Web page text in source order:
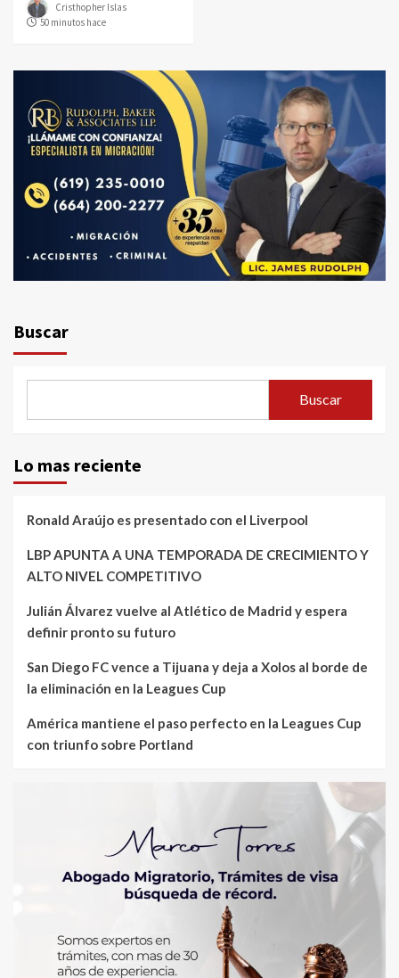
Cristhopher Islas
50 minutos hace
Buscar
Buscar
Lo mas reciente
Ronald Araújo es presentado con el Liverpool
LBP APUNTA A UNA TEMPORADA DE CRECIMIENTO Y
ALTO NIVEL COMPETITIVO
Julián Álvarez vuelve al Atlético de Madrid y espera
definir pronto su futuro
San Diego FC vence a Tijuana y deja a Xolos al borde de
la eliminación en la Leagues Cup
América mantiene el paso perfecto en la Leagues Cup
con triunfo sobre Portland